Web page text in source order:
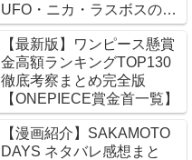
UFO・ニカ・ラスボスのイ
ム様・グランドライン】
【最新版】ワンピース懸賞
金高額ランキングTOP130
徹底考察まとめ完全版
【ONEPIECE賞金首一覧】
【漫画紹介】SAKAMOTO
DAYS ネタバレ感想まと